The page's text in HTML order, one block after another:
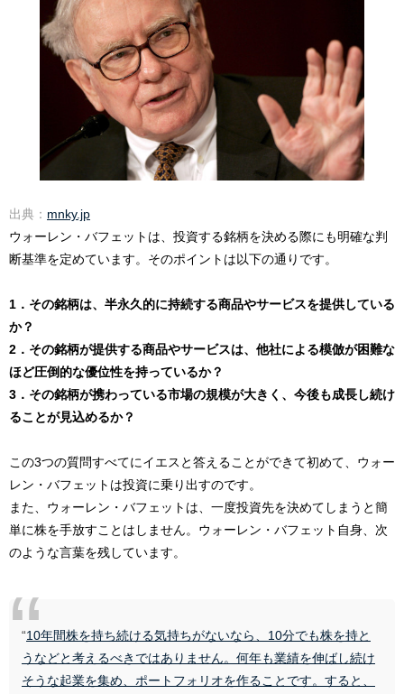
出典： mnky.jp
ウォーレン・バフェットは、投資する銘柄を決める際にも明確な判
断基準を定めています。そのポイントは以下の通りです。
1．その銘柄は、半永久的に持続する商品やサービスを提供している
か？
2．その銘柄が提供する商品やサービスは、他社による模倣が困難な
ほど圧倒的な優位性を持っているか？
3．その銘柄が携わっている市場の規模が大きく、今後も成長し続け
ることが見込めるか？
この3つの質問すべてにイエスと答えることができて初めて、ウォー
レン・バフェットは投資に乗り出すのです。
また、ウォーレン・バフェットは、一度投資先を決めてしまうと簡
単に株を手放すことはしません。ウォーレン・バフェット自身、次
のような言葉を残しています。
“10年間株を持ち続ける気持ちがないなら、10分でも株を持と
うなどと考えるべきではありません。何年も業績を伸ばし続け
そうな起業を集め、ポートフォリオを作ることです。すると、